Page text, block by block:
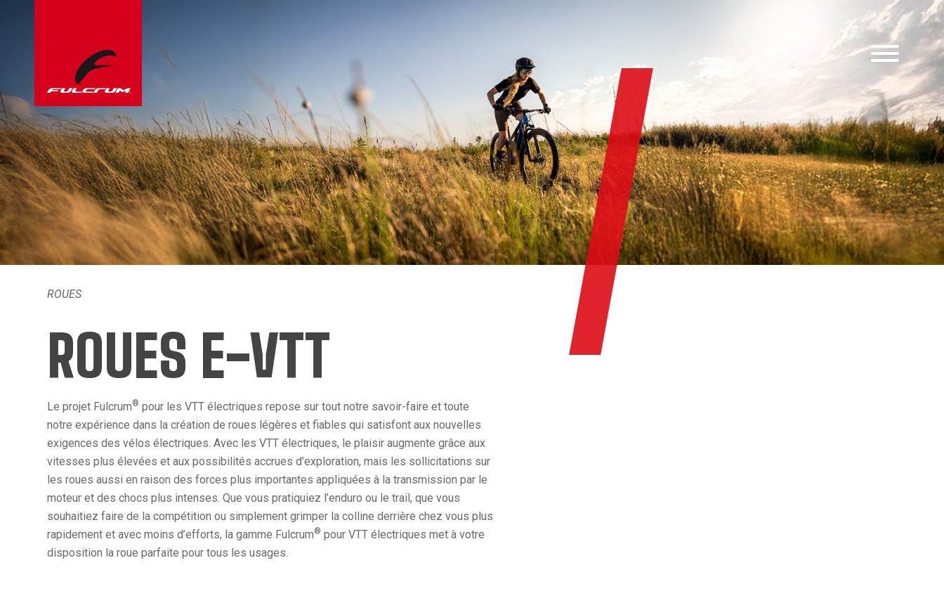
ROUES
ROUES E-VTT
Le projet Fulcrum® pour les VTT électriques repose sur tout notre savoir-faire et toute
notre expérience dans la création de roues légères et fiables qui satisfont aux nouvelles
exigences des vélos électriques. Avec les VTT électriques, le plaisir augmente grâce aux
vitesses plus élevées et aux possibilités accrues d’exploration, mais les sollicitations sur
les roues aussi en raison des forces plus importantes appliquées à la transmission par le
moteur et des chocs plus intenses. Que vous pratiquiez l’enduro ou le trail, que vous
souhaitiez faire de la compétition ou simplement grimper la colline derrière chez vous plus
rapidement et avec moins d’efforts, la gamme Fulcrum® pour VTT électriques met à votre
disposition la roue parfaite pour tous les usages.